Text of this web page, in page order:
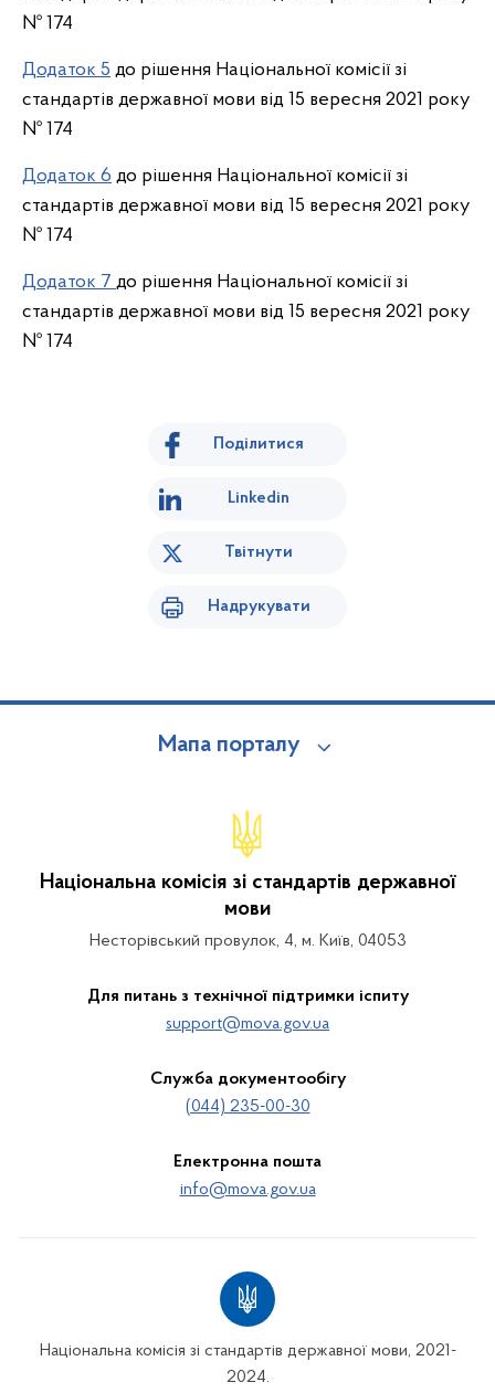
№ 174
Додаток 5 до рішення Національної комісії зі
стандартів державної мови від 15 вересня 2021 року
№ 174
Додаток 6 до рішення Національної комісії зі
стандартів державної мови від 15 вересня 2021 року
№ 174
Додаток 7 до рішення Національної комісії зі
стандартів державної мови від 15 вересня 2021 року
№ 174
Поділитися
Linkedin
Твітнути
Надрукувати
Мапа порталу
Національна комісія зі стандартів державної
мови
Несторівський провулок, 4, м. Київ, 04053
Для питань з технічної підтримки іспиту
support@mova.gov.ua
Служба документообігу
(044) 235-00-30
Електронна пошта
info@mova.gov.ua
Національна комісія зі стандартів державної мови, 2021-
2024.